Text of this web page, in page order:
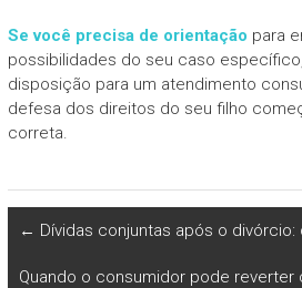
Se você precisa de orientação para
possibilidades do seu caso
disposição para um atendimento
defesa dos direitos do seu filho
correta.
← Dívidas conjuntas após o
Quando o consumidor pode reverter